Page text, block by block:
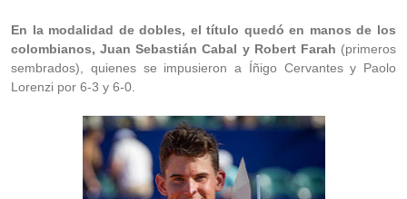
En la modalidad de dobles, el título quedó en manos de los
colombianos, Juan Sebastián Cabal y Robert Farah (primeros
sembrados), quienes se impusieron a Íñigo Cervantes y Paolo
Lorenzi por 6-3 y 6-0.